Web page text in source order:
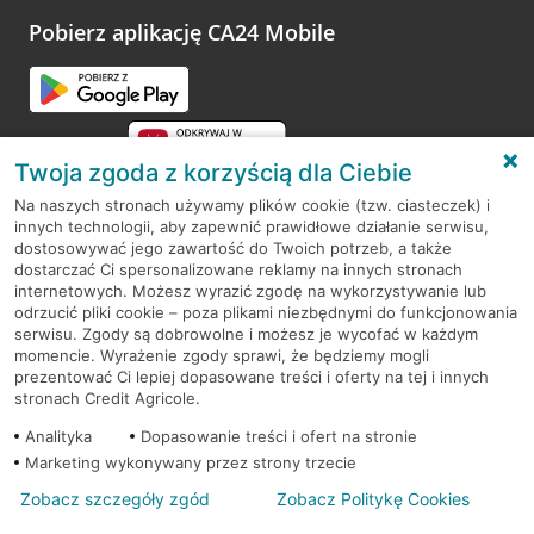
opinie.
Pobierz aplikację CA24 Mobile
RODO
Regulamin serwisu
Mapa serwisu
PolitykaCookies
© 2026 Credit Agricole Bank Polska S.A. Wszelkie prawa zastrzeżone
Twoja zgoda z korzyścią dla Ciebie
Na naszych stronach używamy plików cookie (tzw. ciasteczek) i
innych technologii, aby zapewnić prawidłowe działanie serwisu,
dostosowywać jego zawartość do Twoich potrzeb, a także
dostarczać Ci spersonalizowane reklamy na innych stronach
internetowych. Możesz wyrazić zgodę na wykorzystywanie lub
odrzucić pliki cookie – poza plikami niezbędnymi do funkcjonowania
serwisu. Zgody są dobrowolne i możesz je wycofać w każdym
momencie. Wyrażenie zgody sprawi, że będziemy mogli
prezentować Ci lepiej dopasowane treści i oferty na tej i innych
stronach Credit Agricole.
Analityka
Dopasowanie treści i ofert na stronie
Marketing wykonywany przez strony trzecie
Zobacz szczegóły zgód Zobacz Politykę Cookies